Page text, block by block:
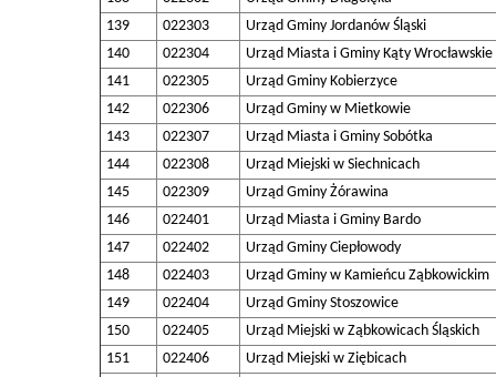
139
022303
Urząd Gminy Jordanów Śląski
140
022304
Urząd Miasta i Gminy Kąty Wrocławskie
141
022305
Urząd Gminy Kobierzyce
142
022306
Urząd Gminy w Mietkowie
143
022307
Urząd Miasta i Gminy Sobótka
144
022308
Urząd Miejski w Siechnicach
145
022309
Urząd Gminy Żórawina
146
022401
Urząd Miasta i Gminy Bardo
147
022402
Urząd Gminy Ciepłowody
148
022403
Urząd Gminy w Kamieńcu Ząbkowickim
149
022404
Urząd Gminy Stoszowice
150
022405
Urząd Miejski w Ząbkowicach Śląskich
151
022406
Urząd Miejski w Ziębicach